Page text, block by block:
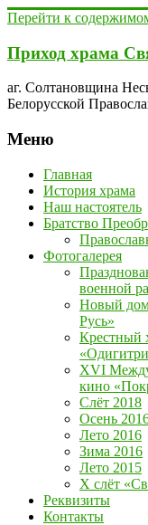
Перейти к
Приход храма
аг. Солтановщина
Белорусской
Меню
Главная
История храма
Наш настоятель
Братство
Фотогалерея
военной
Новый дом
Русь»
Крестный
XVI
кино
Слёт 2018
Осень
Лето 2016
Зима 2016
Лето 2015
Х слёт
Реквизиты
Контакты